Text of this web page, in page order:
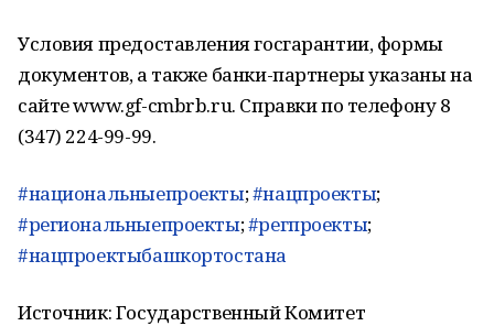
Условия предоставления госгарантии, формы
документов, а также банки-партнеры указаны на
сайте www.gf-cmbrb.ru. Справки по телефону 8
(347) 224-99-99.
#национальныепроекты;#нацпроекты;
#региональныепроекты;#регпроекты;
#нацпроектыбашкортостана
Источник: Государственный Комитет